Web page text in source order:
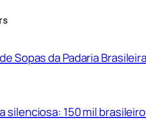
Sopas da Padaria
silenciosa: 150 mil